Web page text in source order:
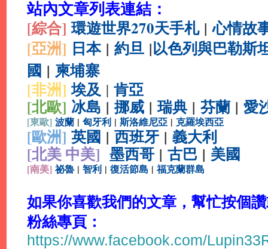
站內文章列表連結：
[綜合] 環遊世界270天手札|心情故
[亞洲] 日本 | 約旦 |以色列與巴勒斯
國 | 柬埔寨
[非洲]埃及 | 肯亞
[北歐] 冰島 | 挪威 | 瑞典 | 芬蘭 | 愛
[東歐] 波蘭 | 匈牙利 | 斯洛維尼亞 | 克羅埃西亞
[歐洲] 英國 | 西班牙 | 義大利
[北美 中美] 墨西哥 | 古巴 | 美國
[南美] 祕魯 | 智利 | 復活節島 | 福克蘭群島
如果你喜歡我們的文章，幫忙按個
粉絲專頁：
https://www.facebook.com/